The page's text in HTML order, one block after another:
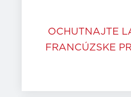
OCHUTNAJTE
FRANCÚZSKE